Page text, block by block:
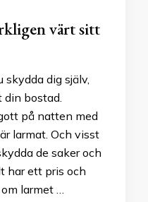
värt sitt
skydda dig själv,
din bostad.
på natten med
larmat. Och visst
de saker och
har ett pris och
larmet …